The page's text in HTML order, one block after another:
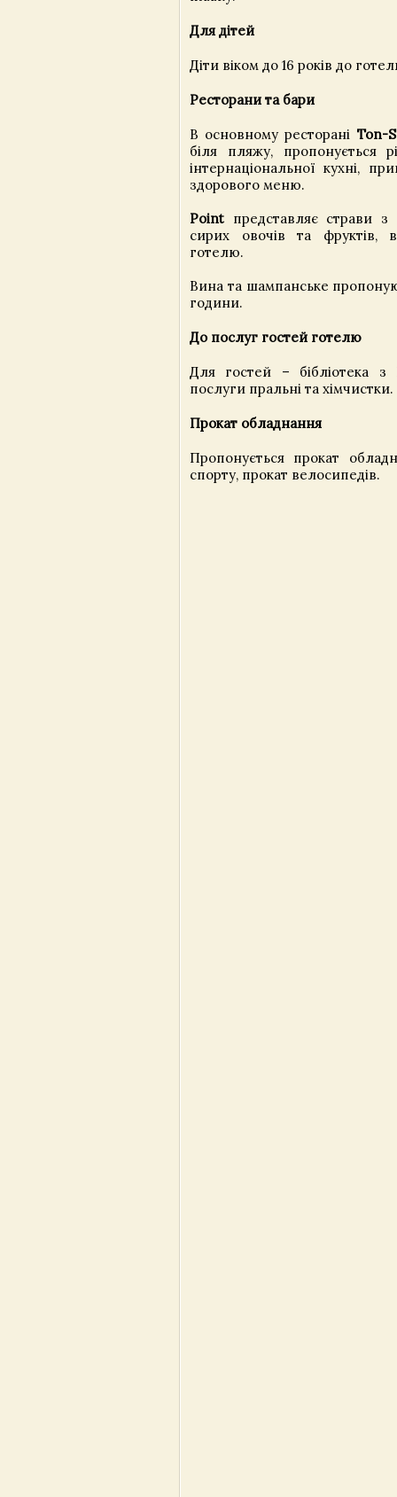
Для дітей
Діти віком до 16 років до
Ресторани та бари
В основному ресторані Ton-
біля пляжу, пропонується
інтернаціональної кухні,
здорового меню.
Point представляє страви з
сирих овочів та фруктів,
готелю.
Вина та шампанське
години.
До послуг гостей готелю
Для гостей – бібліотека з
послуги пральні та хімчистки.
Прокат обладнання
Пропонується прокат
спорту, прокат велосипедів.